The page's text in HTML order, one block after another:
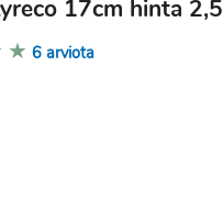
17cm hinta
★ 6 arviota